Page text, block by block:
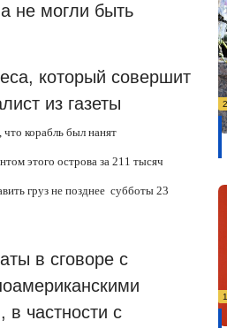
не могли быть
который совершит
из газеты
корабль был нанят
этого острова за 211 тысяч
груз не позднее субботы 23
в сговоре с
в частности с